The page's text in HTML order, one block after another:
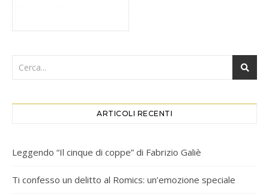
ARTICOLI RECENTI
Leggendo “Il cinque di coppe” di Fabrizio Galiè
Ti confesso un delitto al Romics: un’emozione speciale